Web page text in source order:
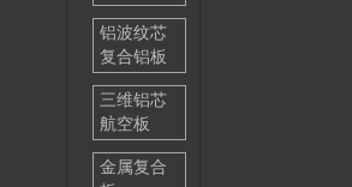
铝波纹芯
复合铝板
三维铝芯
航空板
金属复合